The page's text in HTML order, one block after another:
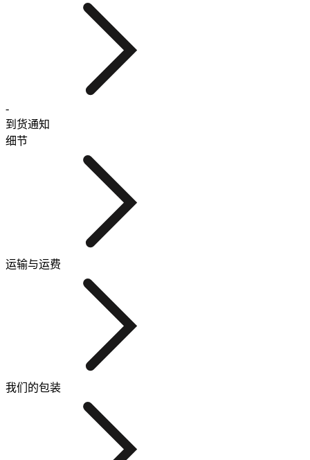
-
到货通知
细节
运输与运费
我们的包装